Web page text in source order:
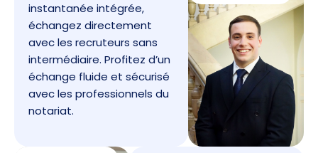
instantanée intégrée,
échangez directement
avec les recruteurs sans
intermédiaire. Profitez d’un
échange fluide et sécurisé
avec les professionnels du
notariat.